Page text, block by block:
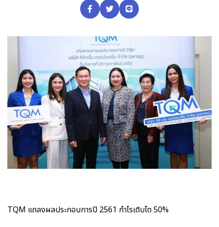
TQM แถลงผลประกอบการปี 2561 กำไรเติบโต 50%